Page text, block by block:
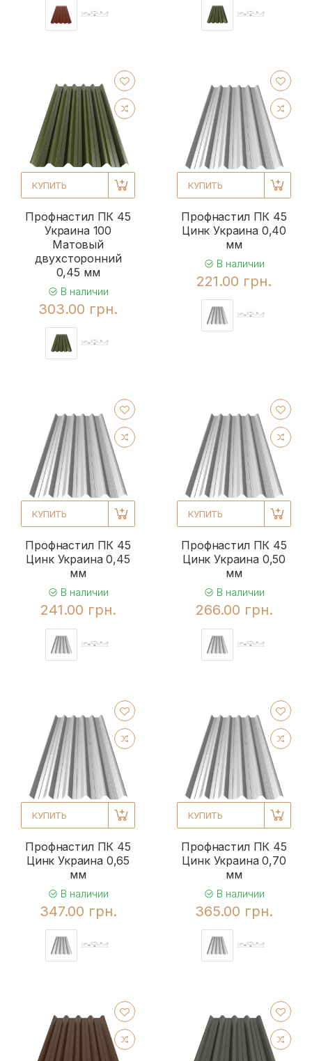
КУПИТЬ
Профнастил ПК 45
Украина 100
Матовый
двухсторонний
0,45 мм
В наличии
303.00 грн.
КУПИТЬ
Профнастил ПК 45
Цинк Украина 0,40
мм
В наличии
221.00 грн.
КУПИТЬ
Профнастил ПК 45
Цинк Украина 0,45
мм
В наличии
241.00 грн.
КУПИТЬ
Профнастил ПК 45
Цинк Украина 0,50
мм
В наличии
266.00 грн.
КУПИТЬ
Профнастил ПК 45
Цинк Украина 0,65
мм
В наличии
347.00 грн.
КУПИТЬ
Профнастил ПК 45
Цинк Украина 0,70
мм
В наличии
365.00 грн.